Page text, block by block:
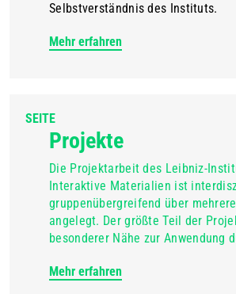
Selbstverständnis des Instituts.
Mehr erfahren
SEITE
Projekte
Die Projektarbeit des Leibniz-
Interaktive Materialien ist
gruppenübergreifend über
angelegt. Der größte Teil der
besonderer Nähe zur Anwendung
Mehr erfahren